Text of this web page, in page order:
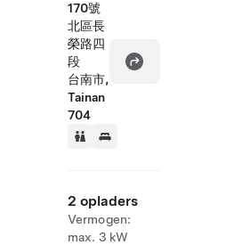
170號
北區長
榮路四
段
台南市,
Tainan
704
2 opladers
Vermogen:
max. 3 kW